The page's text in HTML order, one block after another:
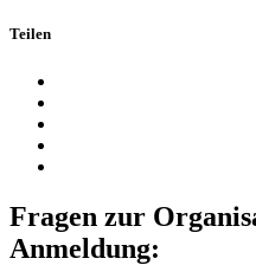
Teilen
Fragen zur
Anmeldung: